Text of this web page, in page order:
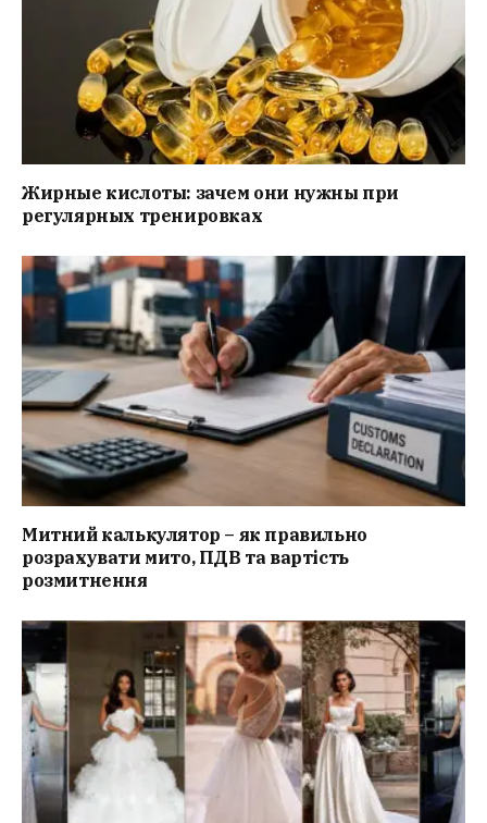
Жирные кислоты: зачем они нужны при
регулярных тренировках
Митний калькулятор – як правильно
розрахувати мито, ПДВ та вартість
розмитнення